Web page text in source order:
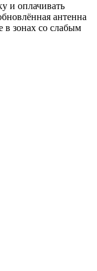
и оплачивать
антенна
в зонах со слабым